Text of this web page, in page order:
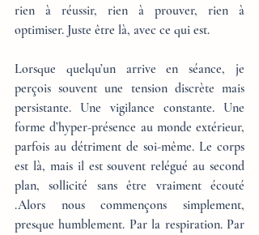
rien à réussir, rien à prouver, rien à
optimiser. Juste être là, avec ce qui est.
Lorsque quelqu’un arrive en séance, je
perçois souvent une tension discrète mais
persistante. Une vigilance constante. Une
forme d’hyper-présence au monde extérieur,
parfois au détriment de soi-même. Le corps
est là, mais il est souvent relégué au second
plan, sollicité sans être vraiment écouté
.Alors nous commençons simplement,
presque humblement. Par la respiration. Par